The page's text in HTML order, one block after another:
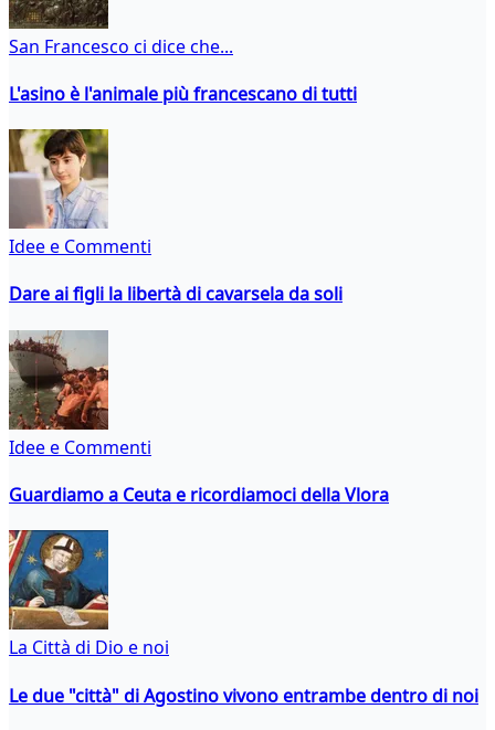
San Francesco ci dice che...
L'asino è l'animale più francescano di tutti
Idee e Commenti
Dare ai figli la libertà di cavarsela da soli
Idee e Commenti
Guardiamo a Ceuta e ricordiamoci della Vlora
La Città di Dio e noi
Le due "città" di Agostino vivono entrambe dentro di noi